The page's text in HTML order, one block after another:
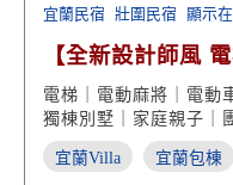
宜蘭民宿 壯圍民宿 顯示
【全新設計師風
間 】
電梯｜電動麻將｜電動
獨棟別墅｜家庭親子｜
宜蘭Villa 宜蘭包棟